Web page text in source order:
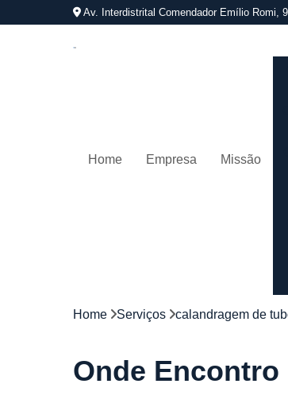
Av. Interdistrital Comendador Emílio Romi,
Home Empresa Missão
Home Serviços calandragem de
Onde Encontro